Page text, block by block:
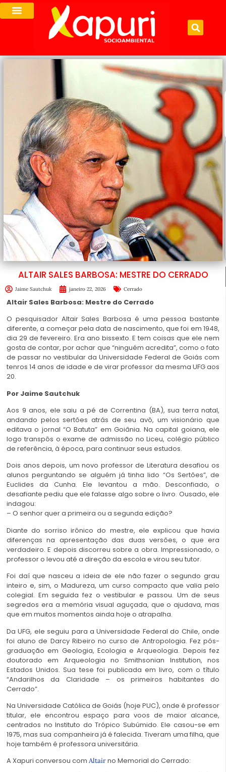
ALTAIR SALES BARBOSA: MESTRE DO CERRADO
Jaime Sautchuk janeiro 22, 2026 Cerrado
Altair Sales Barbosa: Mestre do Cerrado
O pesquisador Altair Sales Barbosa é uma pessoa bastante
diferente, a começar pela data de nascimento, que foi em 1948,
dia 29 de fevereiro. Era ano bissexto. E tem coisas que ele nem
gosta de contar, por achar que “ninguém acredita”, como o fato
de passar no vestibular da Universidade Federal de Goiás com
tenros 14 anos de idade e de virar professor da mesma UFG aos
20.
Por Jaime Sautchuk
Aos 9 anos, ele saiu a pé de Correntina (BA), sua terra natal,
andando pelos sertões atrás de seu avô, um visionário que
editava o jornal “O Batuta” em Goiânia. Na capital goiana, ele
logo transpôs o exame de admissão no Liceu, colégio público
de referência, à época, para continuar seus estudos.
Dois anos depois, um novo professor de Literatura desafiou os
alunos perguntando se alguém já tinha lido “Os Sertões”, de
Euclides da Cunha. Ele levantou a mão. Desconfiado, o
desafiante pediu que ele falasse algo sobre o livro. Ousado, ele
indagou:
– O senhor quer a primeira ou a segunda edição?
Diante do sorriso irônico do mestre, ele explicou que havia
diferenças na apresentação das duas versões, o que era
verdadeiro. E depois discorreu sobre a obra. Impressionado, o
professor o levou até a direção da escola e virou seu tutor.
Foi daí que nasceu a ideia de ele não fazer o segundo grau
inteiro e, sim, o Madureza, um curso compacto que valia pelo
colegial. Em seguida fez o vestibular e passou. Um de seus
segredos era a memória visual aguçada, que o ajudava, mas
que em muitos momentos ainda hoje o atrapalha.
Da UFG, ele seguiu para a Universidade Federal do Chile, onde
foi aluno de Darcy Ribeiro no curso de Antropologia. Fez pós-
graduação em Geologia, Ecologia e Arqueologia. Depois fez
doutorado em Arqueologia no Smithsonian Institution, nos
Estados Unidos. Sua tese foi publicada em livro, com o título
“Andarilhos da Claridade – os primeiros habitantes do
Cerrado”.
Na Universidade Católica de Goiás (hoje PUC), onde é professor
titular, ele encontrou espaço para voos de maior alcance,
centrados no Instituto do Trópico Subúmido. Ele casou-se em
1975, mas sua companheira já é falecida. Tiveram uma filha, que
hoje também é professora universitária.
A Xapuri conversou com Altairno Memorial do Cerrado: